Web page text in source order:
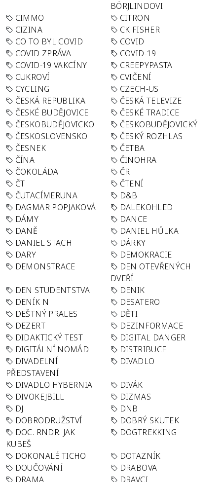
BÖRJLINDOVI
CIMMO
CITRON
CIZINA
CK FISHER
CO TO BYL COVID
COVID
COVID ZPRÁVA
COVID-19
COVID-19 VAKCÍNY
CREEPYPASTA
CUKROVÍ
CVIČENÍ
CYCLING
CZECH-US
ČESKÁ REPUBLIKA
ČESKÁ TELEVIZE
ČESKÉ BUDĚJOVICE
ČESKÉ TRADICE
ČESKOBUDĚJOVICKO
ČESKOBUDĚJOVICKÝ
ČESKOSLOVENSKO
ČESKÝ ROZHLAS
ČESNEK
ČETBA
ČÍNA
ČINOHRA
ČOKOLÁDA
ČR
ČT
ČTENÍ
ČUTACÍMERUNA
D&B
DAGMAR POPJAKOVÁ
DALEKOHLED
DÁMY
DANCE
DANĚ
DANIEL HŮLKA
DANIEL STACH
DÁRKY
DARY
DEMOKRACIE
DEMONSTRACE
DEN OTEVŘENÝCH
DVEŘÍ
DEN STUDENTSTVA
DENIK
DENÍK N
DESATERO
DEŠTNÝ PRALES
DĚTI
DEZERT
DEZINFORMACE
DIDAKTICKÝ TEST
DIGITAL DANGER
DIGITÁLNÍ NOMÁD
DISTRIBUCE
DIVADELNÍ
PŘEDSTAVENÍ
DIVADLO
DIVADLO HYBERNIA
DIVÁK
DIVOKEJBILL
DIZMAS
DJ
DNB
DOBRODRUŽSTVÍ
DOBRÝ SKUTEK
DOC. RNDR. JAK
KUBEŠ
DOGTREKKING
DOKONALÉ TICHO
DOTAZNÍK
DOUČOVÁNÍ
DRABOVA
DRAMA
DRAVCI